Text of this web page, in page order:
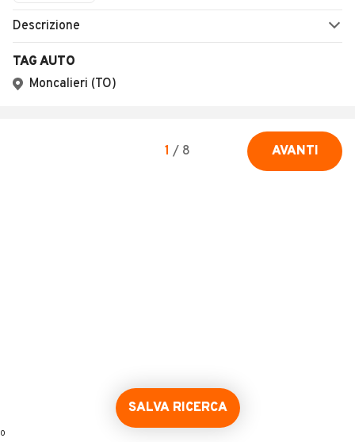
Descrizione
TAG AUTO
Moncalieri (TO)
1 / 8 AVANTI
SALVA RICERCA
0